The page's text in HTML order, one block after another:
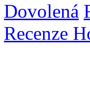
Dovolená
Recenze